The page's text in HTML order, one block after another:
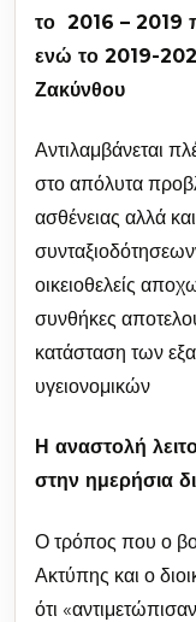
το 2016 – 2019
ενώ το 2019-
Ζακύνθου
Αντιλαμβάνεται
στο απόλυτα
ασθένειας αλλά
οικειοθελείς
συνθήκες
κατάσταση των
υγειονομικών
Η αναστολή
στην ημερήσια
Ο τρόπος που ο
Ακτύπης και ο
ότι